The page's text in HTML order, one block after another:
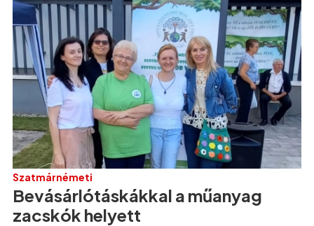
Szatmárnémeti
Bevásárlótáskákkal a műanyag
zacskók helyett